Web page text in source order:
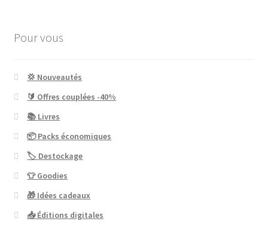
Pour vous
💢 Nouveautés
🔰 Offres couplées -40%
📚 Livres
📦 Packs économiques
🏷 Destockage
👕 Goodies
🎁 Idées cadeaux
📥 Éditions digitales